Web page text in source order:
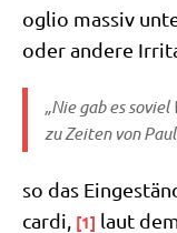
o­glio mas­siv
oder ande­re
„Nie gab es
zu Zei­ten von Paul
so das
car­di, [1] laut